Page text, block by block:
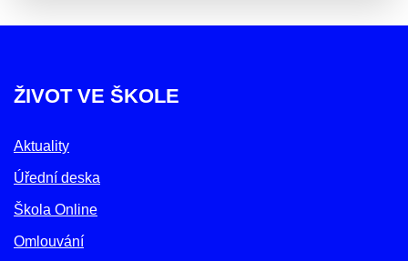
ŽIVOT VE ŠKOLE
Aktuality
Úřední deska
Škola Online
Omlouvání